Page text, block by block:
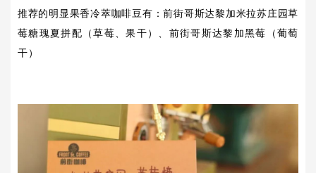
推荐的明显果香冷萃咖啡豆有：前街哥斯达黎加米拉苏庄园草
莓糖瑰夏拼配（草莓、果干）、 前街哥斯达黎加黑莓（葡萄
干）